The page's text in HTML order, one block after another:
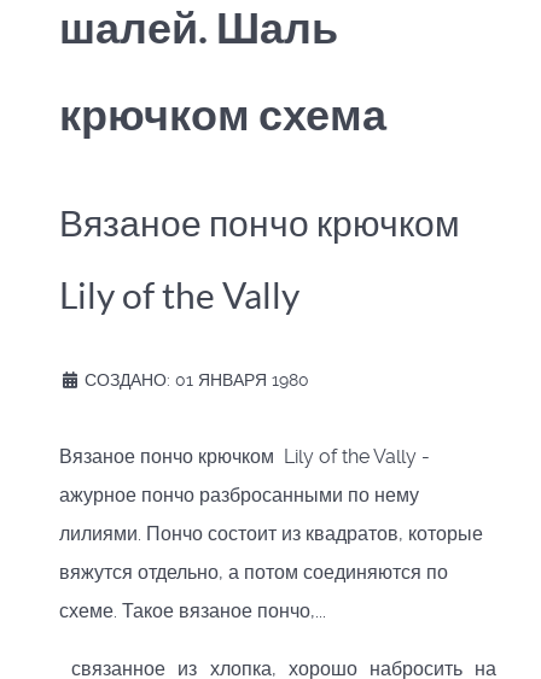
шалей. Шаль
крючком схема
Вязаное пончо крючком
Lily of the Vally
СОЗДАНО: 01 ЯНВАРЯ 1980
Вязаное пончо крючком Lily of the Vally -
ажурное пончо разбросанными по нему
лилиями. Пончо состоит из квадратов, которые
вяжутся отдельно, а потом соединяются по
схеме. Такое вязаное пончо,...
связанное из хлопка, хорошо набросить на